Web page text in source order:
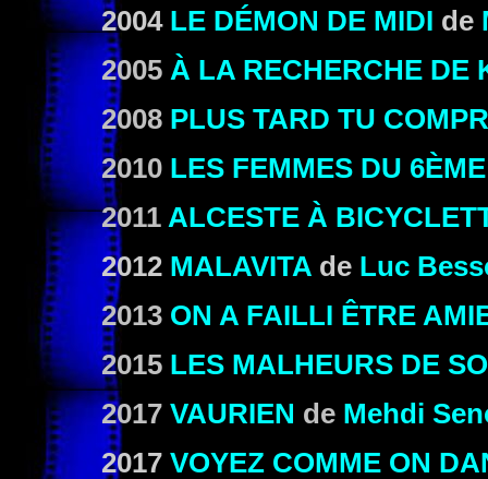
2004 LE DÉMON DE MIDI de
2005 À LA RECHERCHE DE
2008 PLUS TARD TU
2010 LES FEMMES DU
2011 ALCESTE À
2012 MALAVITA de Luc
2013 ON A FAILLI ÊTRE
2015 LES MALHEURS DE
2017 VAURIEN de Mehdi
2017 VOYEZ COMME ON